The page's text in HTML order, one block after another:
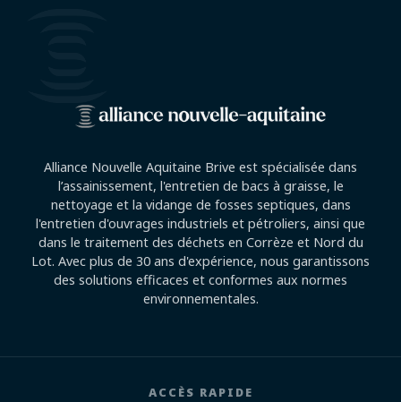
Alliance Nouvelle Aquitaine Brive est spécialisée dans
l’assainissement, l'entretien de bacs à graisse, le
nettoyage et la vidange de fosses septiques, dans
l'entretien d'ouvrages industriels et pétroliers, ainsi que
dans le traitement des déchets en Corrèze et Nord du
Lot. Avec plus de 30 ans d'expérience, nous garantissons
des solutions efficaces et conformes aux normes
environnementales.
ACCÈS RAPIDE